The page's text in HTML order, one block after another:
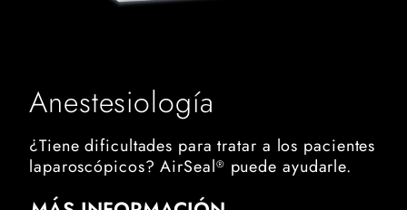
Anestesiología
¿Tiene dificultades para tratar a los pacientes
laparoscópicos? AirSeal® puede ayudarle.